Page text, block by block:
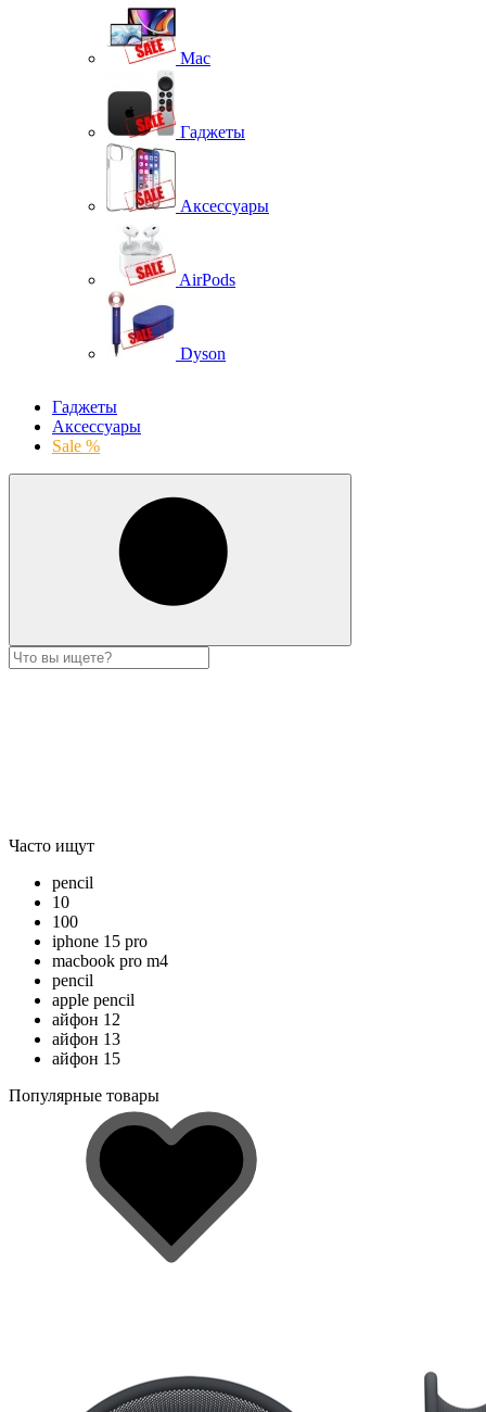
Mac
Гаджеты
Аксессуары
AirPods
Dyson
Гаджеты
Аксессуары
Sale %
Часто ищут
pencil
10
100
iphone 15 pro
macbook pro m4
pencil
apple pencil
айфон 12
айфон 13
айфон 15
Популярные товары